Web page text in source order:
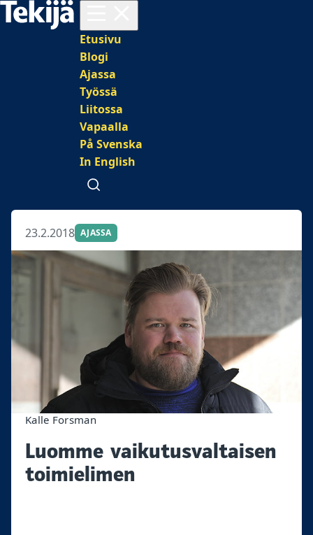
Päävalikko
Etusivu
Blogi
Ajassa
Työssä
Liitossa
Vapaalla
På Svenska
In English
Avaa haku
23.2.2018 AJASSA
Kalle Forsman
Luomme vaikutusvaltaisen
toimielimen